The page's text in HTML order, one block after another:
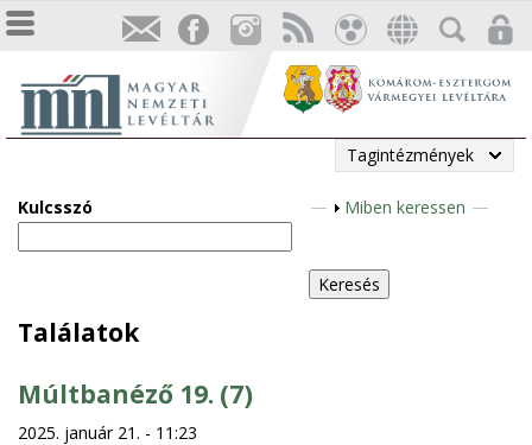
Tagintézmények
Kulcsszó
M
g
j
Miben keressen
Találatok
Múltbanéző 19. (7)
2025. január 21. - 11:23